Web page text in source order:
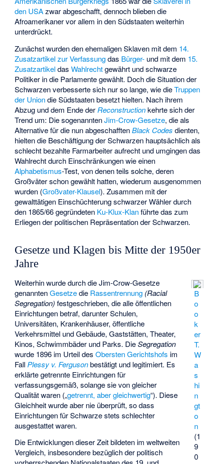
den USAzwar abgeschafft, dennoch blieben die
Afroamerikaner vor allem in den Südstaaten weiterhin
unterdrückt.
Zunächst wurden den ehemaligen Sklaven mit dem 14.
Zusatzartikel zur Verfassungdas Bürger- und mit dem 15.
ZusatzartikeldasWahlrechtgewährt und schwarze
Politiker in die Parlamente gewählt. Doch die Situation der
Schwarzen verbesserte sich nur so lange, wie dieTruppen
der Uniondie Südstaaten besetzt hielten. Nach ihrem
Abzug und dem Ende der Reconstructionkehrte sich der
Trend um: Die sogenanntenJim-Crow-Gesetze, die als
Alternative für die nun abgeschafftenBlack Codes dienten,
hielten die Beschäftigung der Schwarzen hauptsächlich als
schlecht bezahlte Farmarbeiter aufrecht und umgingen das
Wahlrecht durch Einschränkungen wie einen
Alphabetismus-Test, von denen teils solche, deren
Großväter schon gewählt hatten, wiederum ausgenommen
wurden (Großvater-Klausel). Zusammen mit der
gewalttätigen Einschüchterung schwarzer Wähler durch
den 1865/66 gegründeten Ku-Klux-Klanführte das zum
Erliegen der politischen Repräsentation der Schwarzen.
Gesetze und Klagen bis Mitte der 1950er
Jahre
B
o
o
k
er
T.
W
a
s
hi
n
gt
o
n
(1
9
0
Weiterhin wurde durch die Jim-Crow-Gesetze
genanntenGesetzedie Rassentrennung (Racial
Segregation)festgeschrieben, die alle öffentlichen
Einrichtungen betraf, darunter Schulen,
Universitäten, Krankenhäuser, öffentliche
Verkehrsmittel und Gebäude, Gaststätten, Theater,
Kinos, Schwimmbäder und Parks. DieSegregation
wurde 1896 im Urteil desObersten Gerichtshofs im
Fall Plessy v. Fergusonbestätigt und legitimiert. Es
erklärte getrennte Einrichtungen für
verfassungsgemäß, solange sie von gleicher
Qualität waren („getrennt, aber gleichwertig“). Diese
Gleichheit wurde aber nie überprüft, so dass
Einrichtungen für Schwarze stets schlechter
ausgestattet waren.
Die Entwicklungen dieser Zeit bildeten im weltweiten
Vergleich, insbesondere bezüglich der politisch